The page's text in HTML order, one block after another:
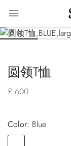
圆领T恤
£ 600
Color:
blue